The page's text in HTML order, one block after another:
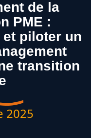
de la
PME :
piloter un
transition
2025